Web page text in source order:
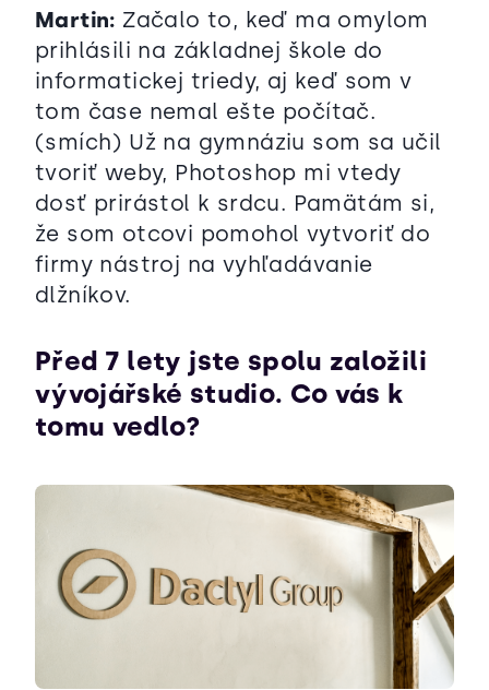
Martin: Začalo to, keď ma omylom
prihlásili na základnej škole do
informatickej triedy, aj keď som v
tom čase nemal ešte počítač.
(smích) Už na gymnáziu som sa učil
tvoriť weby, Photoshop mi vtedy
dosť prirástol k srdcu. Pamätám si,
že som otcovi pomohol vytvoriť do
firmy nástroj na vyhľadávanie
dlžníkov.
Před 7 lety jste spolu založili
vývojářské studio. Co vás k
tomu vedlo?